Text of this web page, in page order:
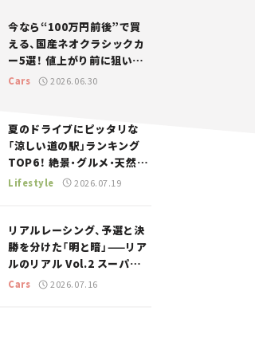
今なら“100万円前後”で買
える、国産ネオクラシックカ
ー5選！ 値上がり前に狙いた
い、中古車探しをお手伝い――ち
Cars 2026.06.30
夏のドライブにピッタリな
「涼しい道の駅」ランキング
TOP6！ 絶景・グルメ・天然ク
ーラーなど、避暑におすすめ
Lifestyle 2026.07.19
リアルレーシング、予選と決
勝を分けた「明と暗」——リア
ルのリアル Vol.2 スーパー
GT 2026開幕戦 岡山国際サ
Cars 2026.07.16